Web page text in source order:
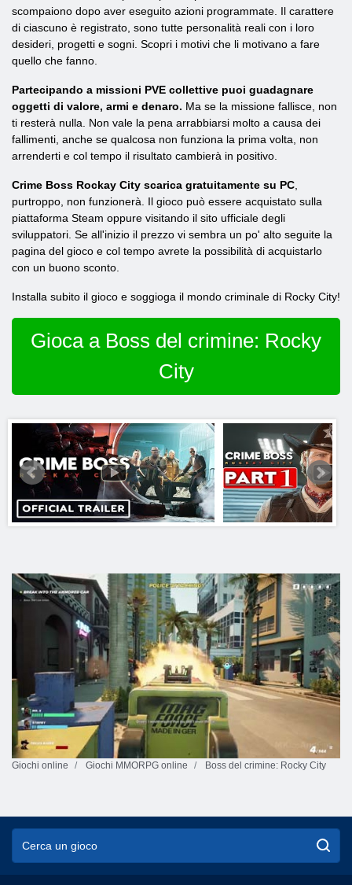
scompaiono dopo aver eseguito azioni programmate. Il carattere
di ciascuno è registrato, sono tutte personalità reali con i loro
desideri, progetti e sogni. Scopri i motivi che li motivano a fare
quello che fanno.
Partecipando a missioni PVE collettive puoi guadagnare
oggetti di valore, armi e denaro. Ma se la missione fallisce, non
ti resterà nulla. Non vale la pena arrabbiarsi molto a causa dei
fallimenti, anche se qualcosa non funziona la prima volta, non
arrenderti e col tempo il risultato cambierà in positivo.
Crime Boss Rockay City scarica gratuitamente su PC
purtroppo, non funzionerà. Il gioco può essere acquistato sulla
piattaforma Steam oppure visitando il sito ufficiale degli
sviluppatori. Se all'inizio il prezzo vi sembra un po' alto seguite la
pagina del gioco e col tempo avrete la possibilità di acquistarlo
con un buono sconto.
Installa subito il gioco e soggioga il mondo criminale di Rocky City!
Gioca a Boss del crimine: Rocky
City
Giochi online Giochi MMORPG online Boss del crimine: Rocky City